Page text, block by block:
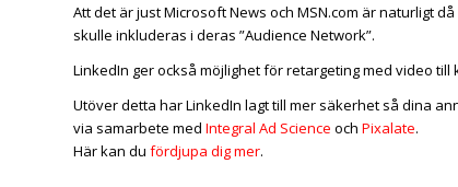
Att det är just Microsoft News och MSN.com är naturligt
skulle inkluderas i deras ”Audience Network”.
LinkedIn ger också möjlighet för retargeting med video till
Utöver detta har LinkedIn lagt till mer säkerhet så dina
via samarbete med Integral Ad Science och Pixalate.
Här kan du fördjupa dig mer.